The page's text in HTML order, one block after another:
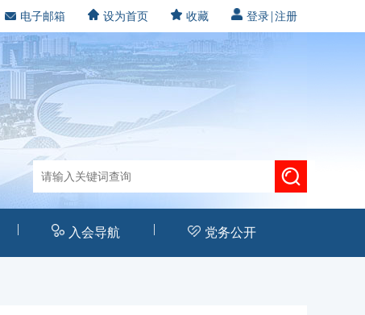
电子邮箱 设为首页 收藏 登录 | 注册
| 入会导航 | 党务公开